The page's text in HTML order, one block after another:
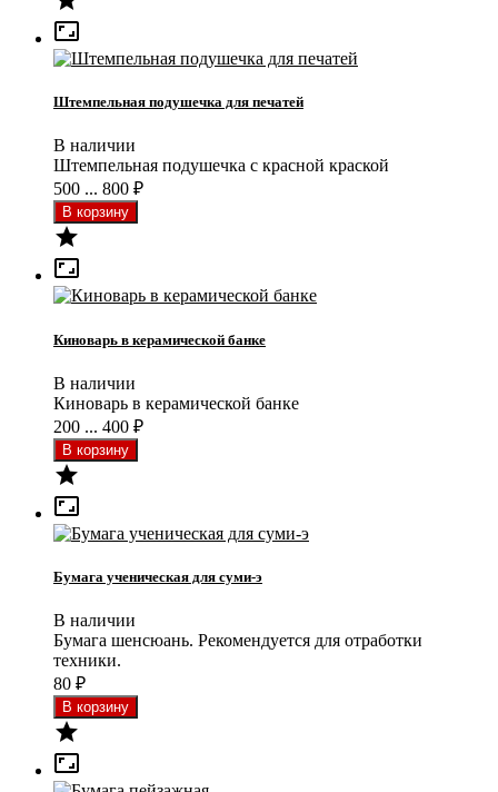

Штемпельная подушечка для печатей
В наличии
Штемпельная подушечка с красной краской
500 ... 800 ₽


Киноварь в керамической банке
В наличии
Киноварь в керамической банке
200 ... 400 ₽


Бумага ученическая для суми-э
В наличии
Бумага шенсюань. Рекомендуется для отработки
техники.
80 ₽

